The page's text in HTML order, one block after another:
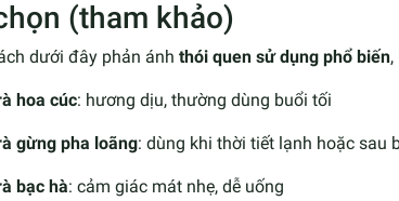
(tham khảo)
dưới đây phản ánh thói quen sử dụng phổ biến
hoa cúc: hương dịu, thường dùng buổi tối
gừng pha loãng: dùng khi thời tiết lạnh hoặc sau
bạc hà: cảm giác mát nhẹ, dễ uống